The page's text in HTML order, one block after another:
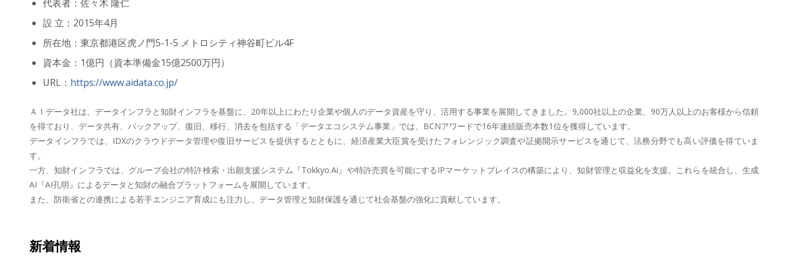
代表者：佐々木 隆仁
設 立：2015年4月
所在地：東京都港区虎ノ門5-1-5 メトロシティ神谷町ビル4F
資本金：1億円（資本準備金15億2500万円）
URL： https://www.aidata.co.jp/
ＡＩデータ社は、データインフラと知財インフラを基盤に、20年以上にわたり企業や個人のデータ資産を守り、活用する事業を展開してきました。9,000社以上の企業、90万人以上のお客様から信頼
を得ており、データ共有、バックアップ、復旧、移行、消去を包括する「データエコシステム事業」では、BCNアワードで16年連続販売本数1位を獲得しています。
データインフラでは、IDXのクラウドデータ管理や復旧サービスを提供するとともに、経済産業大臣賞を受けたフォレンジック調査や証拠開示サービスを通じて、法務分野でも高い評価を得ていま
す。
一方、知財インフラでは、グループ会社の特許検索・出願支援システム『Tokkyo.Ai』や特許売買を可能にするIPマーケットプレイスの構築により、知財管理と収益化を支援。これらを統合し、生成
AI『AI孔明』によるデータと知財の融合プラットフォームを展開しています。
また、防衛省との連携による若手エンジニア育成にも注力し、データ管理と知財保護を通じて社会基盤の強化に貢献しています。
新着情報